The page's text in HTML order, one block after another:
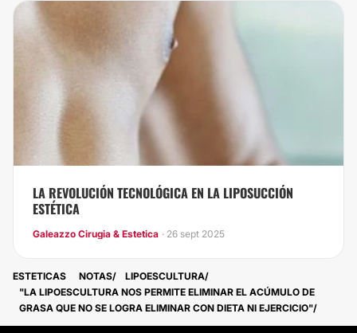
LA REVOLUCIÓN TECNOLÓGICA EN LA LIPOSUCCIÓN
ESTÉTICA
Galeazzo Cirugia & Estetica · 26 sept 2025
ESTETICAS NOTAS
LIPOESCULTURA
"LA LIPOESCULTURA NOS PERMITE ELIMINAR EL ACÚMULO DE
GRASA QUE NO SE LOGRA ELIMINAR CON DIETA NI EJERCICIO"